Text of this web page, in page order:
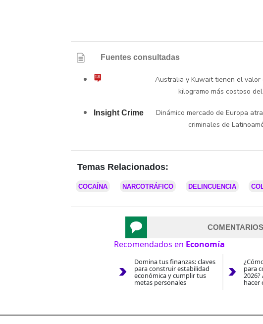
Fuentes consultadas
Australia y Kuwait tienen el valor
kilogramo más costoso
Insight Crime
Dinámico mercado de Europa
criminales de
Temas Relacionados:
COCAÍNA NARCOTRÁFICO DELINCUENCIA
COMENTARIOS
Recomendados en Economía
Domina tus finanzas: claves
para construir estabilidad
económica y cumplir tus
metas personales
para
2026?
hacer